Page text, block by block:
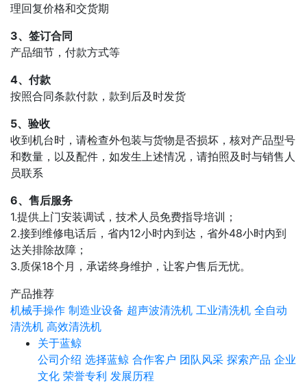
理回复价格和交货期
3、签订合同
产品细节，付款方式等
4、付款
按照合同条款付款，款到后及时发货
5、验收
收到机台时，请检查外包装与货物是否损坏，核对产品型号
和数量，以及配件，如发生上述情况，请拍照及时与销售人
员联系
6、售后服务
1.提供上门安装调试，技术人员免费指导培训；
2.接到维修电话后，省内12小时内到达，省外48小时内到
达关排除故障；
3.质保18个月，承诺终身维护，让客户售后无忧。
产品推荐
机械手操作 制造业设备 超声波清洗机 工业清洗机 全自动
清洗机 高效清洗机
关于蓝鲸
公司介绍 选择蓝鲸 合作客户 团队风采 探索产品 企业
文化 荣誉专利 发展历程